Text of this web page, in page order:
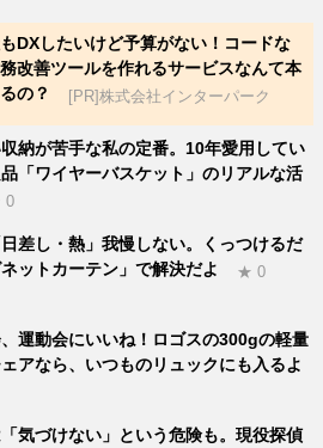
DXしたいけど予算がない！コードな
改善ツールを作れるサービスなんて本
の？
[PR]株式会社インターパーク
納が苦手な私の定番。10年愛用してい
「ワイヤーバスケット」のリアルな活
0
差し・熱」我慢しない。くっつけるだ
ットカーテン」で解決だよ
★ 0
運動会にいいね！ロゴスの300gの軽量
アなら、いつものリュックにも入るよ
気づけない」という危険も。現役探偵